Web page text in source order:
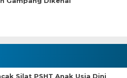
Silat PSHT Anak Usia Dini